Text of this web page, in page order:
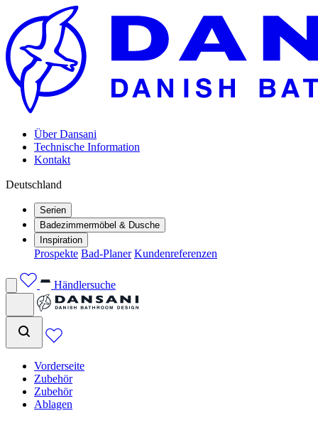
Über Dansani
Technische Information
Kontakt
Deutschland
Serien
Badezimmermöbel & Dusche
Inspiration
Prospekte Bad-Planer Kundenreferenzen
Händlersuche
Vorderseite
Zubehör
Zubehör
Ablagen